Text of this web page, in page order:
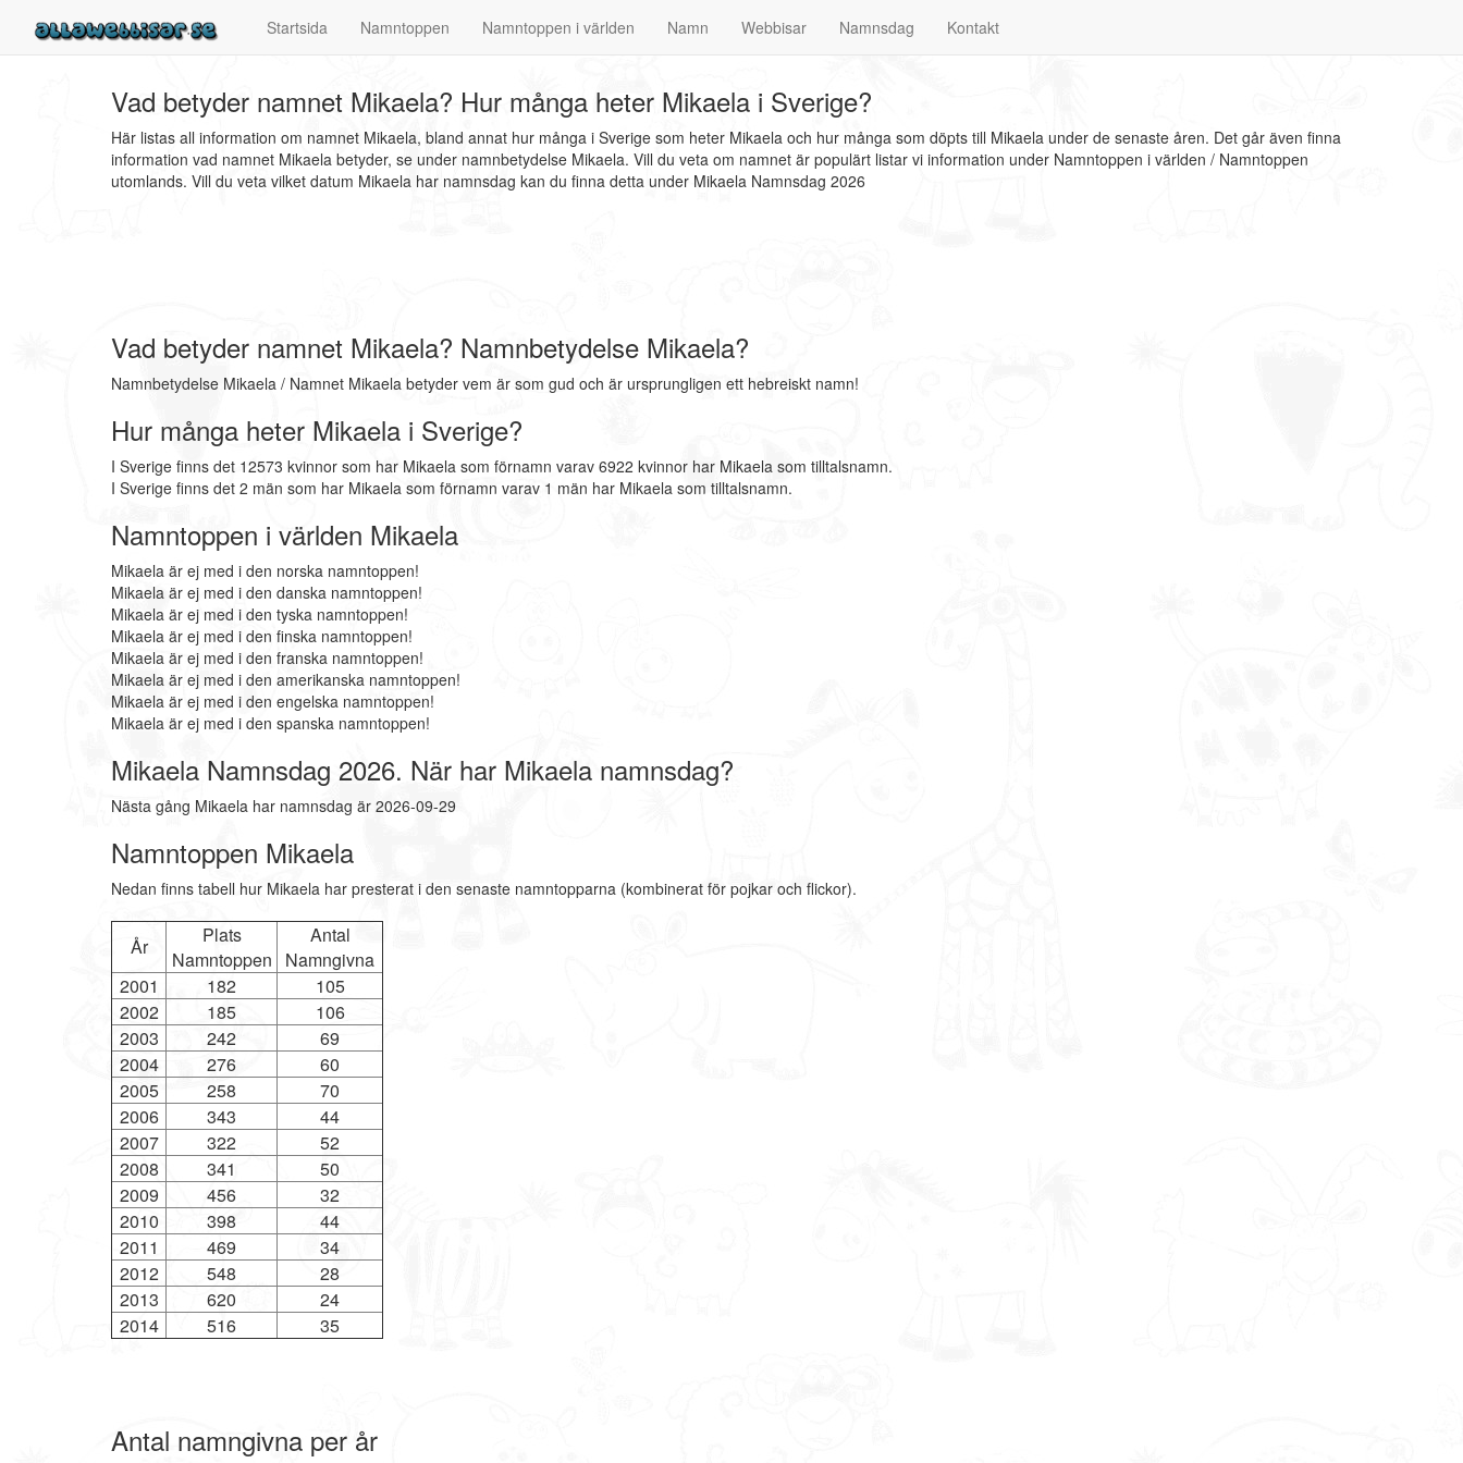
Startsida Namntoppen Namntoppen i världen Namn Webbisar Namnsdag Kontakt
Vad betyder namnet Mikaela? Hur många heter Mikaela i Sverige?
Här listas all information om namnet Mikaela, bland annat hur många i Sverige som heter Mikaela och hur många som döpts till Mikaela under de senaste åren. Det går även finna
information vad namnet Mikaela betyder, se under namnbetydelse Mikaela. Vill du veta om namnet är populärt listar vi information under Namntoppen i världen / Namntoppen
utomlands. Vill du veta vilket datum Mikaela har namnsdag kan du finna detta under Mikaela Namnsdag 2026
Vad betyder namnet Mikaela? Namnbetydelse Mikaela?
Namnbetydelse Mikaela / Namnet Mikaela betyder vem är som gud och är ursprungligen ett hebreiskt namn!
Hur många heter Mikaela i Sverige?
I Sverige finns det 12573 kvinnor som har Mikaela som förnamn varav 6922 kvinnor har Mikaela som tilltalsnamn.
I Sverige finns det 2 män som har Mikaela som förnamn varav 1 män har Mikaela som tilltalsnamn.
Namntoppen i världen Mikaela
Mikaela är ej med i den norska namntoppen!
Mikaela är ej med i den danska namntoppen!
Mikaela är ej med i den tyska namntoppen!
Mikaela är ej med i den finska namntoppen!
Mikaela är ej med i den franska namntoppen!
Mikaela är ej med i den amerikanska namntoppen!
Mikaela är ej med i den engelska namntoppen!
Mikaela är ej med i den spanska namntoppen!
Mikaela Namnsdag 2026. När har Mikaela namnsdag?
Nästa gång Mikaela har namnsdag är 2026-09-29
Namntoppen Mikaela
Nedan finns tabell hur Mikaela har presterat i den senaste namntopparna (kombinerat för pojkar och flickor).
År
Plats
Namntoppen
Antal
Namngivna
2001
182
105
2002
185
106
2003
242
69
2004
276
60
2005
258
70
2006
343
44
2007
322
52
2008
341
50
2009
456
32
2010
398
44
2011
469
34
2012
548
28
2013
620
24
2014
516 35
Antal namngivna per år